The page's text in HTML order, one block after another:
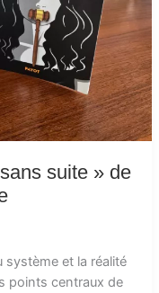
suite » de
système et la réalité
points centraux de